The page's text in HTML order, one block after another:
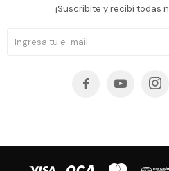
¡Suscribite y recibí todas
  